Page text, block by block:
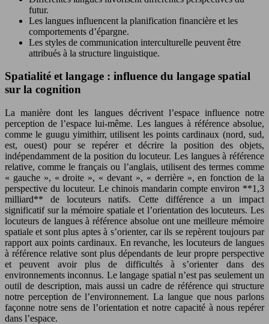
futur.
Les langues influencent la planification financière et les
comportements d’épargne.
Les styles de communication interculturelle peuvent être
attribués à la structure linguistique.
Spatialité et langage : influence du langage spatial
sur la cognition
La manière dont les langues décrivent l’espace influence notre
perception de l’espace lui-même. Les langues à référence absolue,
comme le guugu yimithirr, utilisent les points cardinaux (nord, sud,
est, ouest) pour se repérer et décrire la position des objets,
indépendamment de la position du locuteur. Les langues à référence
relative, comme le français ou l’anglais, utilisent des termes comme
« gauche », « droite », « devant », « derrière », en fonction de la
perspective du locuteur. Le chinois mandarin compte environ **1,3
milliard** de locuteurs natifs. Cette différence a un impact
significatif sur la mémoire spatiale et l’orientation des locuteurs. Les
locuteurs de langues à référence absolue ont une meilleure mémoire
spatiale et sont plus aptes à s’orienter, car ils se repèrent toujours par
rapport aux points cardinaux. En revanche, les locuteurs de langues
à référence relative sont plus dépendants de leur propre perspective
et peuvent avoir plus de difficultés à s’orienter dans des
environnements inconnus. Le langage spatial n’est pas seulement un
outil de description, mais aussi un cadre de référence qui structure
notre perception de l’environnement. La langue que nous parlons
façonne notre sens de l’orientation et notre capacité à nous repérer
dans l’espace.